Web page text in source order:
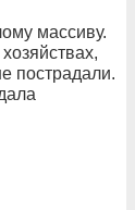
массиву.
пострадали.